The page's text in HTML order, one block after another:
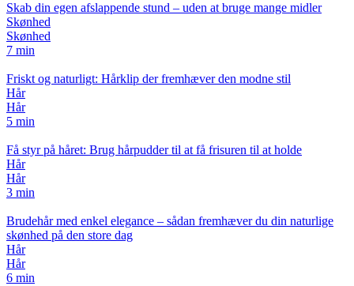
Skab din egen afslappende stund – uden at bruge mange midler
Skønhed
Skønhed
7 min
Friskt og naturligt: Hårklip der fremhæver den modne stil
Hår
Hår
5 min
Få styr på håret: Brug hårpudder til at få frisuren til at holde
Hår
Hår
3 min
Brudehår med enkel elegance – sådan fremhæver du din naturlige
skønhed på den store dag
Hår
Hår
6 min